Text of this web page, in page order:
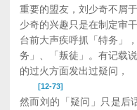
重要的盟友，刘少奇不屑
少奇的兴趣只是在制定审
台前大声疾呼抓「特务」
务」、「叛徒」。有记载
的过火方面发出过疑问，
[12-73]
然而刘的「疑问」只是后